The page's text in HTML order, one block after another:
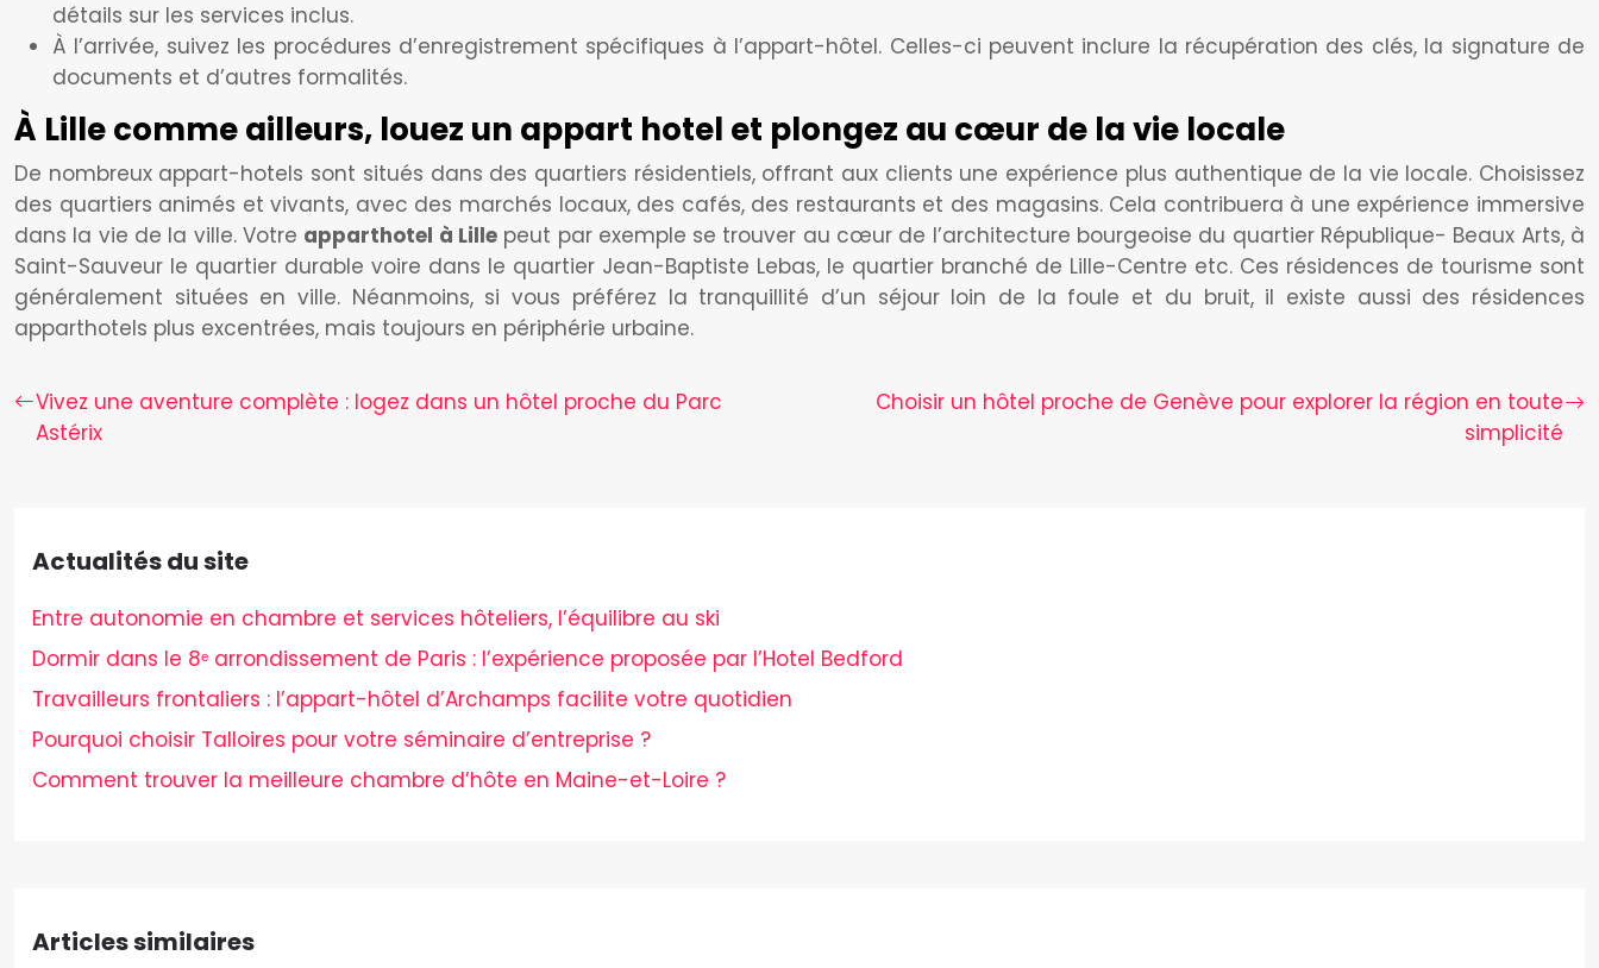
détails sur les services inclus.
À l’arrivée, suivez les procédures d’enregistrement spécifiques à l’appart-hôtel. Celles-ci peuvent inclure la récupération des clés, la signature de
documents et d’autres formalités.
À Lille comme ailleurs, louez un appart hotel et plongez au cœur de la vie locale
De nombreux appart-hotels sont situés dans des quartiers résidentiels, offrant aux clients une expérience plus authentique de la vie locale. Choisissez
des quartiers animés et vivants, avec des marchés locaux, des cafés, des restaurants et des magasins. Cela contribuera à une expérience immersive
dans la vie de la ville. Votre apparthotel à Lillepeut par exemple se trouver au cœur de l’architecture bourgeoise du quartier République- Beaux Arts, à
Saint-Sauveur le quartier durable voire dans le quartier Jean-Baptiste Lebas, le quartier branché de Lille-Centre etc. Ces résidences de tourisme sont
généralement situées en ville. Néanmoins, si vous préférez la tranquillité d’un séjour loin de la foule et du bruit, il existe aussi des résidences
apparthotels plus excentrées, mais toujours en périphérie urbaine.
Vivez une aventure complète : logez dans un hôtel proche du Parc
Astérix
Choisir un hôtel proche de Genève pour explorer la région en toute
simplicité
Actualités du site
Entre autonomie en chambre et services hôteliers, l’équilibre au ski
Dormir dans le 8ᵉ arrondissement de Paris : l’expérience proposée par l’Hotel Bedford
Travailleurs frontaliers : l’appart-hôtel d’Archamps facilite votre quotidien
Pourquoi choisir Talloires pour votre séminaire d’entreprise ?
Comment trouver la meilleure chambre d’hôte en Maine-et-Loire ?
Articles similaires